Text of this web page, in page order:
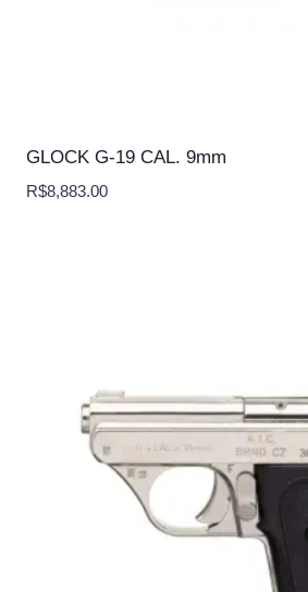
GLOCK G-19 CAL. 9mm
R$8,883.00